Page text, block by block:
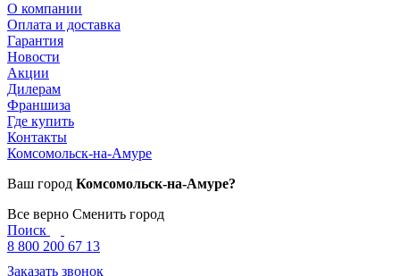
О компании
Оплата и доставка
Гарантия
Новости
Акции
Дилерам
Франшиза
Где купить
Контакты
Комсомольск-на-Амуре
Ваш город Комсомольск-на-Амуре?
Все верно Сменить город
Поиск
8 800 200 67 13
Заказать звонок